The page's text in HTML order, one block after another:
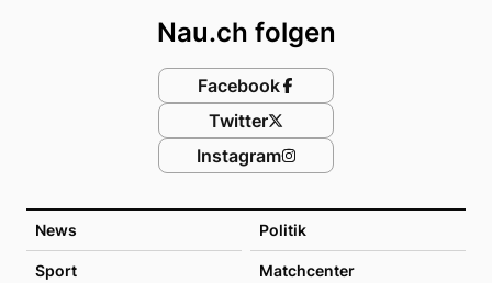
News Politik
Sport Matchcenter
Nau.ch folgen
Facebook
Twitter
Instagram